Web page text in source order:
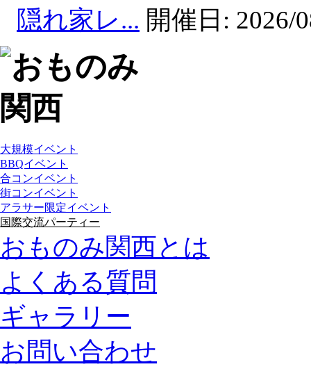
隠れ家レ... 開催日: 2026/
大規模イベント
BBQイベント
合コンイベント
街コンイベント
アラサー限定イベント
国際交流パーティー
おものみ関西とは
よくある質問
ギャラリー
お問い合わせ